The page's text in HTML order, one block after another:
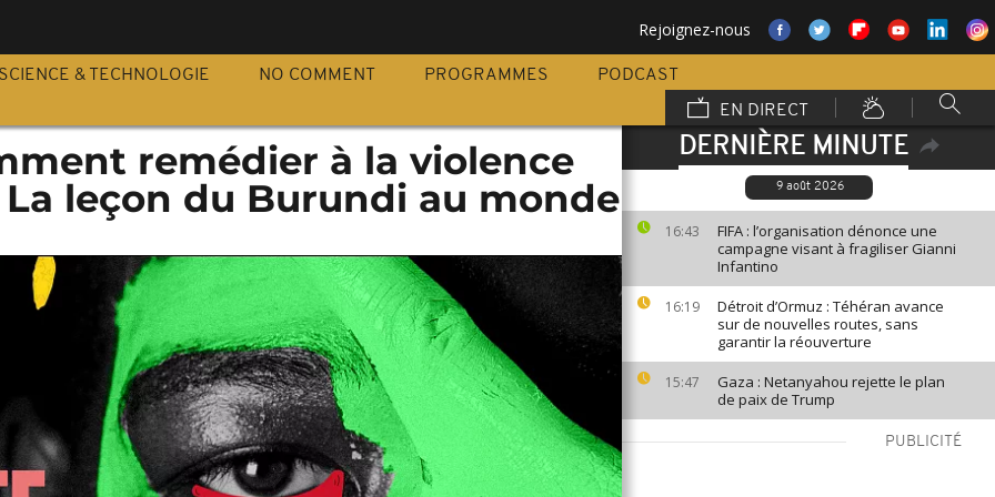
Rejoignez-nous
SCIENCE & TECHNOLOGIE NO COMMENT PROGRAMMES
PODCAST
EN DIRECT
DERNIÈRE MINUTE
9 août 2026
16:43
FIFA : l’organisation dénonce une
campagne visant à fragiliser Gianni
Infantino
16:19
Détroit d’Ormuz : Téhéran avance
sur de nouvelles routes, sans
garantir la réouverture
15:47
Gaza : Netanyahou rejette le plan
de paix de Trump
PUBLICITÉ
remédier à la violence
leçon du Burundi au monde